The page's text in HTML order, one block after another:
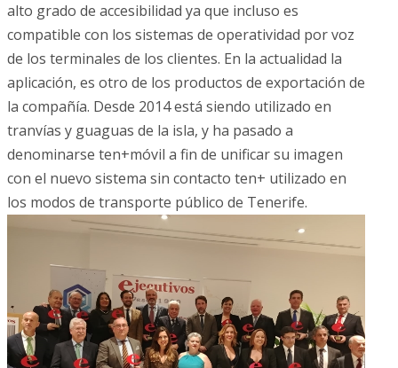
alto grado de accesibilidad ya que incluso es
compatible con los sistemas de operatividad por voz
de los terminales de los clientes. En la actualidad la
aplicación, es otro de los productos de exportación de
la compañía. Desde 2014 está siendo utilizado en
tranvías y guaguas de la isla, y ha pasado a
denominarse ten+móvil a fin de unificar su imagen
con el nuevo sistema sin contacto ten+ utilizado en
los modos de transporte público de Tenerife.